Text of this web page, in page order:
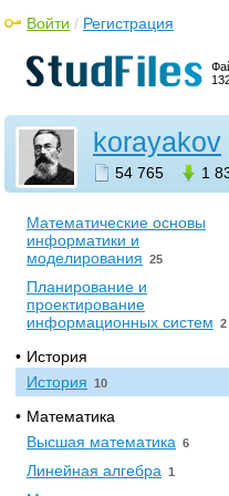
Войти / Регистрация
korayakov
54 765 1
университет
Базы данных и знаний 146
Информационные
в экономике 2
Математические основы
информатики и
моделирования 25
Планирование и
проектирование
информационных систем 2
• История
История 10
• Математика
Высшая математика 6
Линейная алгебра 1